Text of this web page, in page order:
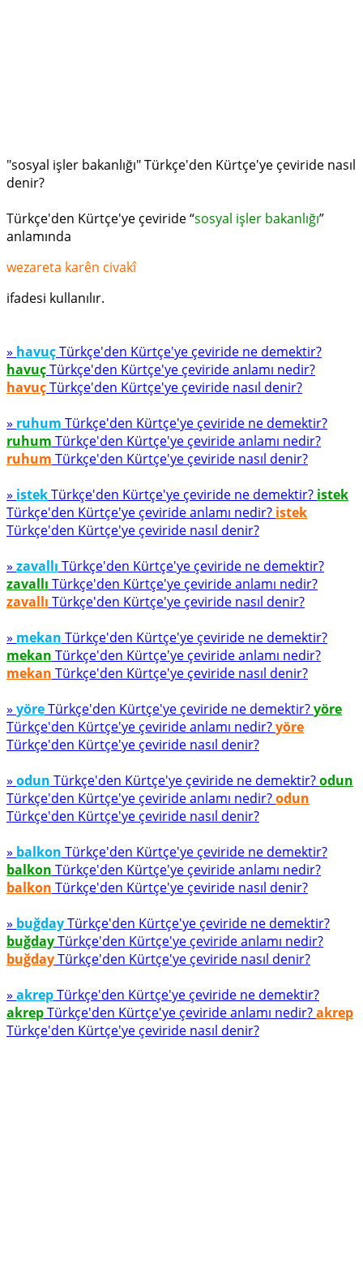
"sosyal işler bakanlığı" Türkçe'den Kürtçe'ye çeviride nasıl
denir?
Türkçe'den Kürtçe'ye çeviride “sosyal işler bakanlığı”
anlamında
wezareta karên civakî
ifadesi kullanılır.
» havuçTürkçe'den Kürtçe'ye çeviride ne demektir?
havuçTürkçe'den Kürtçe'ye çeviride anlamı nedir?
havuçTürkçe'den Kürtçe'ye çeviride nasıl denir?
» ruhum Türkçe'den Kürtçe'ye çeviride ne demektir?
ruhum Türkçe'den Kürtçe'ye çeviride anlamı nedir?
ruhum Türkçe'den Kürtçe'ye çeviride nasıl denir?
» istekTürkçe'den Kürtçe'ye çeviride ne demektir? istek
Türkçe'den Kürtçe'ye çeviride anlamı nedir? istek
Türkçe'den Kürtçe'ye çeviride nasıl denir?
» zavallı Türkçe'den Kürtçe'ye çeviride ne demektir?
zavallı Türkçe'den Kürtçe'ye çeviride anlamı nedir?
zavallı Türkçe'den Kürtçe'ye çeviride nasıl denir?
» mekan Türkçe'den Kürtçe'ye çeviride ne demektir?
mekan Türkçe'den Kürtçe'ye çeviride anlamı nedir?
mekan Türkçe'den Kürtçe'ye çeviride nasıl denir?
» yöreTürkçe'den Kürtçe'ye çeviride ne demektir?yöre
Türkçe'den Kürtçe'ye çeviride anlamı nedir?yöre
Türkçe'den Kürtçe'ye çeviride nasıl denir?
» odun Türkçe'den Kürtçe'ye çeviride ne demektir?odun
Türkçe'den Kürtçe'ye çeviride anlamı nedir?odun
Türkçe'den Kürtçe'ye çeviride nasıl denir?
» balkon Türkçe'den Kürtçe'ye çeviride ne demektir?
balkon Türkçe'den Kürtçe'ye çeviride anlamı nedir?
balkon Türkçe'den Kürtçe'ye çeviride nasıl denir?
» buğdayTürkçe'den Kürtçe'ye çeviride ne demektir?
buğdayTürkçe'den Kürtçe'ye çeviride anlamı nedir?
buğdayTürkçe'den Kürtçe'ye çeviride nasıl denir?
» akrepTürkçe'den Kürtçe'ye çeviride ne demektir?
akrepTürkçe'den Kürtçe'ye çeviride anlamı nedir?akrep
Türkçe'den Kürtçe'ye çeviride nasıl denir?